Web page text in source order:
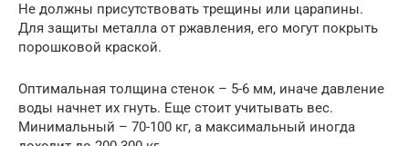
Не должны присутствовать трещины или царапины.
Для защиты металла от ржавления, его могут покрыть
порошковой краской.
Оптимальная толщина стенок – 5-6 мм, иначе давление
воды начнет их гнуть. Еще стоит учитывать вес.
Минимальный – 70-100 кг, а максимальный иногда